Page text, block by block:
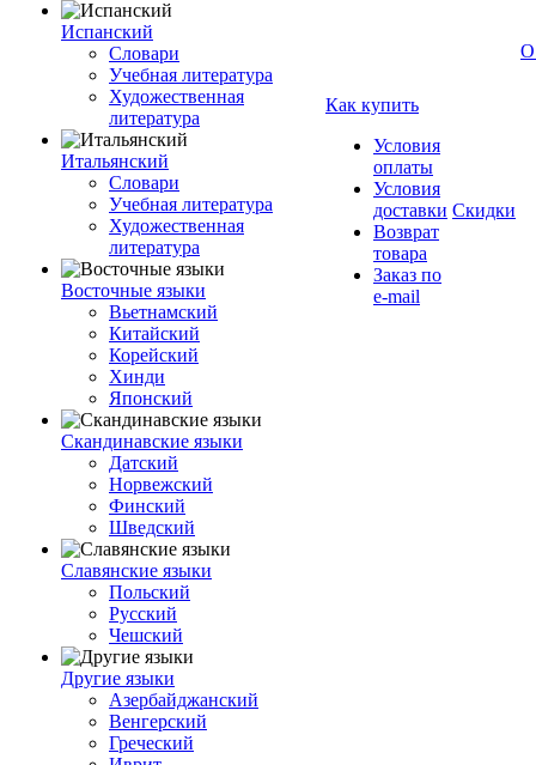
Испанский
Словари
Учебная литература
Художественная
литература
Итальянский
Словари
Учебная литература
Художественная
литература
Восточные языки
Вьетнамский
Китайский
Корейский
Хинди
Японский
Скандинавские языки
Датский
Норвежский
Финский
Шведский
Славянские языки
Польский
Русский
Чешский
Другие языки
Азербайджанский
Венгерский
Греческий
Как купить
Условия
оплаты
Условия
доставки
Возврат
товара
Заказ по
e-mail
Скидки
О